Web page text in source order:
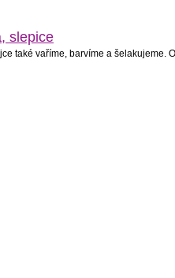
slepice
také vaříme, barvíme a šelakujeme.